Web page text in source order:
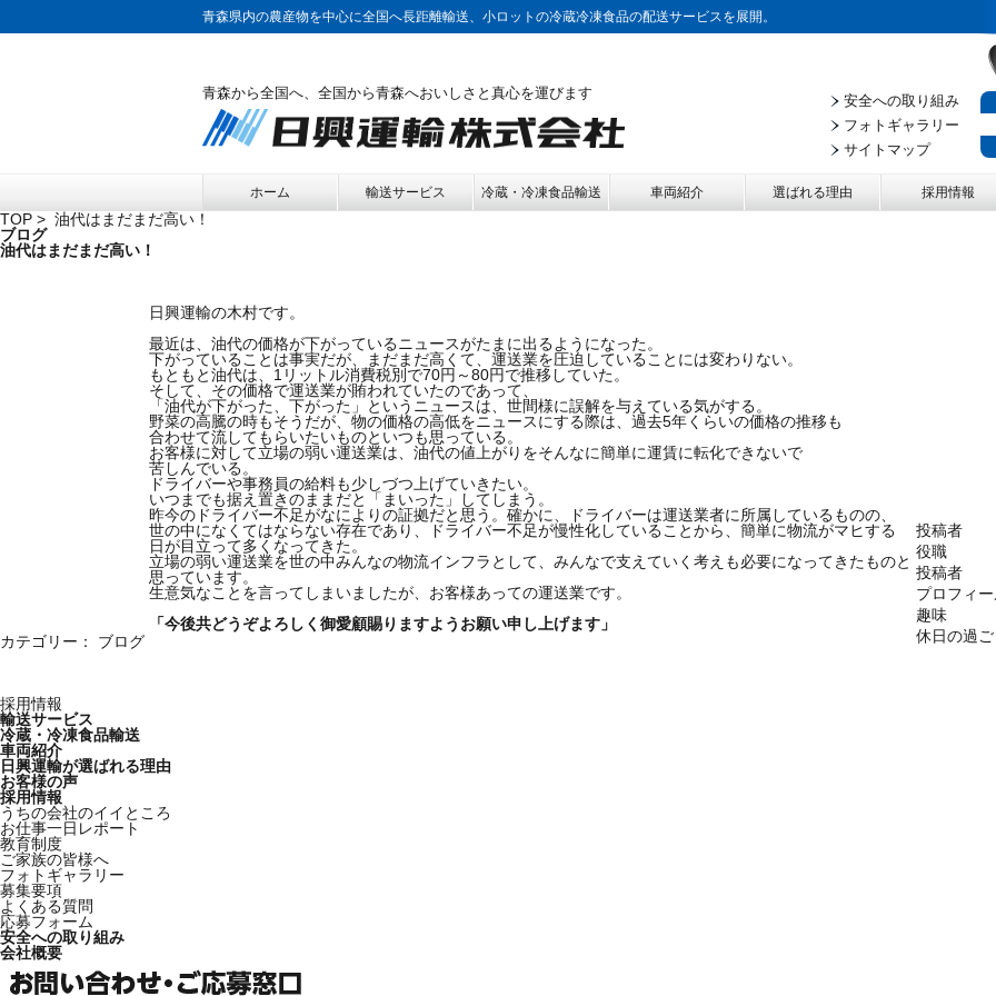
青森県内の農産物を中心に全国へ長距離輸送、小ロットの冷蔵冷凍食品の配送サービスを展開。
青森から全国へ、全国から青森へおいしさと真心を運びます
安全への取り組み
フォトギャラリー
サイトマップ
ホーム 輸送サービス 冷蔵・冷凍食品輸送 車両紹介 選ばれる理由 採用情報
TOP > 油代はまだまだ高い！
ブログ
油代はまだまだ高い！
カテゴリー： ブログ
日興運輸の木村です。
最近は、油代の価格が下がっているニュースがたまに出るようになった。
下がっていることは事実だが、まだまだ高くて、運送業を圧迫していることには変わりない。
もともと油代は、1リットル消費税別で70円～80円で推移していた。
そして、その価格で運送業が賄われていたのであって、
「油代が下がった、下がった」というニュースは、世間様に誤解を与えている気がする。
野菜の高騰の時もそうだが、物の価格の高低をニュースにする際は、過去5年くらいの価格の推移も
合わせて流してもらいたいものといつも思っている。
お客様に対して立場の弱い運送業は、油代の値上がりをそんなに簡単に運賃に転化できないで
苦しんでいる。
ドライバーや事務員の給料も少しづつ上げていきたい。
いつまでも据え置きのままだと「まいった」してしまう。
昨今のドライバー不足がなによりの証拠だと思う。確かに、ドライバーは運送業者に所属しているものの、
世の中になくてはならない存在であり、ドライバー不足が慢性化していることから、簡単に物流がマヒする
日が目立って多くなってきた。
立場の弱い運送業を世の中みんなの物流インフラとして、みんなで支えていく考えも必要になってきたものと
思っています。
生意気なことを言ってしまいましたが、お客様あっての運送業です。
「今後共どうぞよろしく御愛顧賜りますようお願い申し上げます」
投稿者
役職
投稿者
プロフィ
趣味
休日の過
採用情報
輸送サービス
冷蔵・冷凍食品輸送
車両紹介
日興運輸が選ばれる理由
お客様の声
採用情報
うちの会社のイイところ
お仕事一日レポート
教育制度
ご家族の皆様へ
フォトギャラリー
募集要項
よくある質問
応募フォーム
安全への取り組み
会社概要